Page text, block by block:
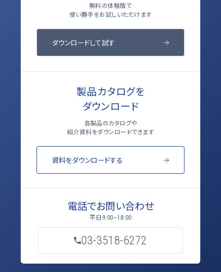
無料の体験版で
使い勝手をお試しいただけます
ダウンロードして試す
製品カタログを
ダウンロード
各製品のカタログや
紹介資料をダウンロードできます
資料をダウンロードする
電話でお問い合わせ
平日 9:00~18:00
03-3518-6272